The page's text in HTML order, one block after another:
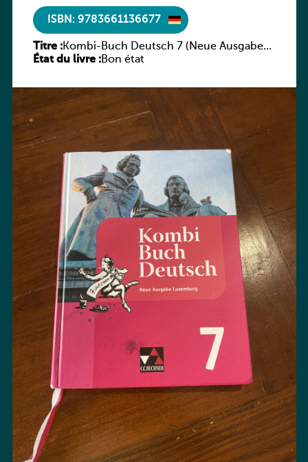
ISBN: 9783661136677
Titre :Kombi-Buch Deutsch 7 (Neue Ausgabe
Luxemburg)
État du livre :Bon état